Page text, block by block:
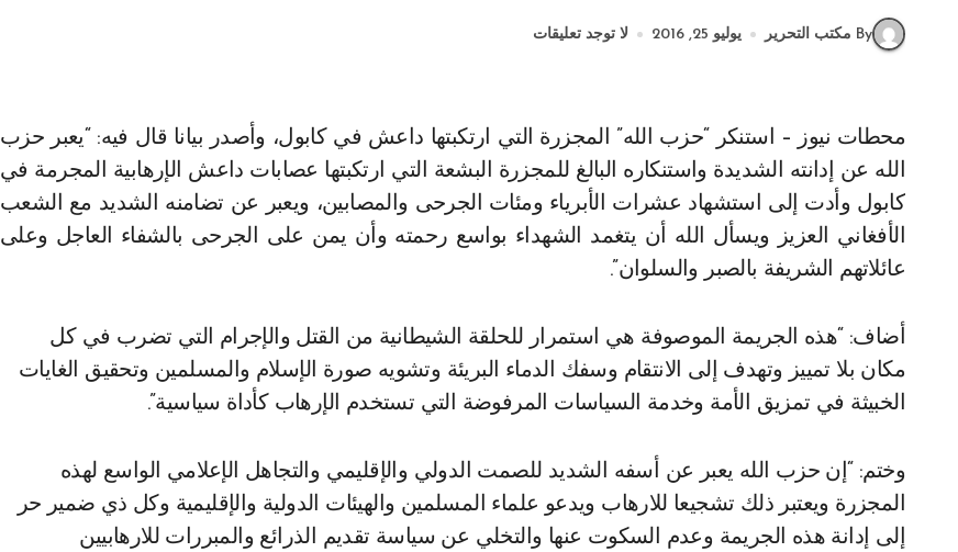
By مكتب التحرير يوليو 25, 2016 لا توجد تعليقات
محطات نيوز – استنكر “حزب الله” المجزرة التي ارتكبتها داعش في كابول، وأصدر بيانا قال فيه: “يعبر حزب
الله عن إدانته الشديدة واستنكاره البالغ للمجزرة البشعة التي ارتكبتها عصابات داعش الإرهابية المجرمة في
كابول وأدت إلى استشهاد عشرات الأبرياء ومئات الجرحى والمصابين، ويعبر عن تضامنه الشديد مع الشعب
الأفغاني العزيز ويسأل الله أن يتغمد الشهداء بواسع رحمته وأن يمن على الجرحى بالشفاء العاجل وعلى
عائلاتهم الشريفة بالصبر والسلوان”.
أضاف: “هذه الجريمة الموصوفة هي استمرار للحلقة الشيطانية من القتل والإجرام التي تضرب في كل
مكان بلا تمييز وتهدف إلى الانتقام وسفك الدماء البريئة وتشويه صورة الإسلام والمسلمين وتحقيق الغايات
الخبيثة في تمزيق الأمة وخدمة السياسات المرفوضة التي تستخدم الإرهاب كأداة سياسية”.
وختم: “إن حزب الله يعبر عن أسفه الشديد للصمت الدولي والإقليمي والتجاهل الإعلامي الواسع لهذه
المجزرة ويعتبر ذلك تشجيعا للارهاب ويدعو علماء المسلمين والهيئات الدولية والإقليمية وكل ذي ضمير حر
إلى إدانة هذه الجريمة وعدم السكوت عنها والتخلي عن سياسة تقديم الذرائع والمبررات للارهابيين